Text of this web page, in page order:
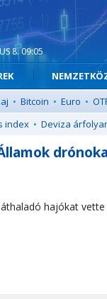
8. 09:05
• Bitcoin • Euro •
index • Deviza
hajókat vette